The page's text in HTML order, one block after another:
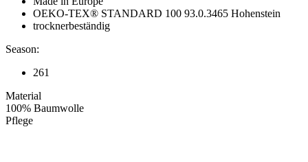
OEKO-TEX® STANDARD 100 93.0.3465 Hohenstein
trocknerbeständig
Season:
261
Material
100% Baumwolle
Pflege